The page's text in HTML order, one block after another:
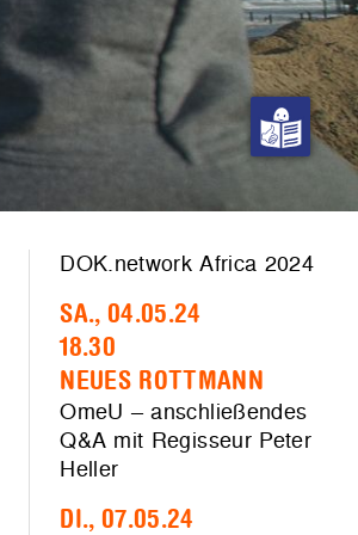
DOK.network Africa 2024
SA., 04.05.24
18.30
NEUES ROTTMANN
OmeU – anschließendes
Q&A mit Regisseur Peter
Heller
DI., 07.05.24